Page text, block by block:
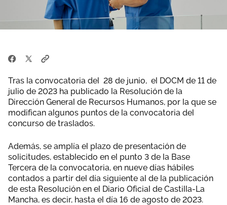
Tras la convocatoria del 28 de junio, el DOCM de 11 de
julio de 2023 ha publicado la Resolución de la
Dirección General de Recursos Humanos, por la que se
modifican algunos puntos de la convocatoria del
concurso de traslados.
Además, se amplía el plazo de presentación de
solicitudes, establecido en el punto 3 de la Base
Tercera de la convocatoria, en nueve días hábiles
contados a partir del día siguiente al de la publicación
de esta Resolución en el Diario Oficial de Castilla-La
Mancha, es decir, hasta el día 16 de agosto de 2023.